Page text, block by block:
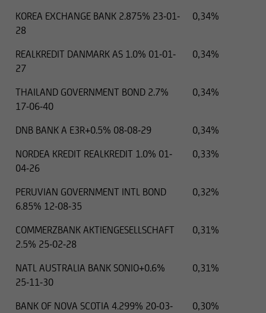
KOREA EXCHANGE BANK 2.875% 23-01-
28
0,34%
REALKREDIT DANMARK AS 1.0% 01-01-
27
0,34%
THAILAND GOVERNMENT BOND 2.7%
17-06-40
0,34%
DNB BANK A E3R+0.5% 08-08-29
0,34%
NORDEA KREDIT REALKREDIT 1.0% 01-
04-26
0,33%
PERUVIAN GOVERNMENT INTL BOND
6.85% 12-08-35
0,32%
COMMERZBANK AKTIENGESELLSCHAFT
2.5% 25-02-28
0,31%
NATL AUSTRALIA BANK SONIO+0.6%
25-11-30
0,31%
BANK OF NOVA SCOTIA 4.299% 20-03-
0,30%